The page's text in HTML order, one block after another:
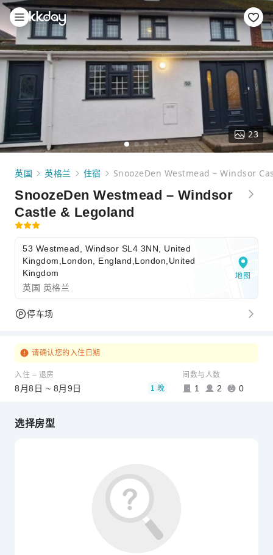
23
英国 英格兰 住宿 SnoozeDen Westmead – Windsor
SnoozeDen Westmead – Windsor
Castle & Legoland
53 Westmead, Windsor SL4 3NN, United
Kingdom,London, England,London,United
Kingdom
英国 英格兰
地图
停车场
请确认您的入住日期
入住 – 退房
8月8日 ~ 8月9日 1 晚
间数与人数
1 2 0
选择房型